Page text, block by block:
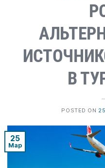
В
POSTED ON
25
Мар